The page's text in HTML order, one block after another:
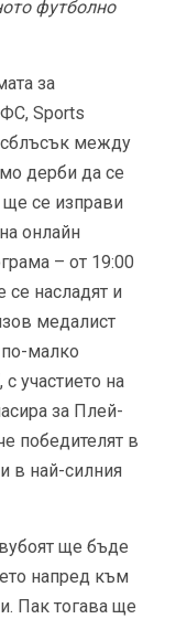
футболно
за
Sports
сблъсък между
дерби да се
ще се изправи
онлайн
– от 19:00
се насладят и
медалист
малко
участието на
за Плей-
победителят в
в най-силния
ще бъде
напред към
Пак тогава ще